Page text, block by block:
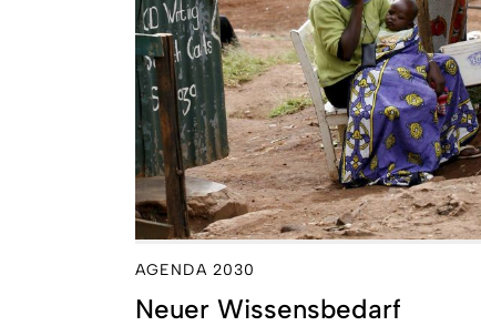
AGENDA 2030
Neuer Wissensbedarf